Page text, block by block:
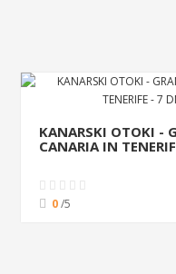
KANARSKI OTOKI -
CANARIA IN
0/5